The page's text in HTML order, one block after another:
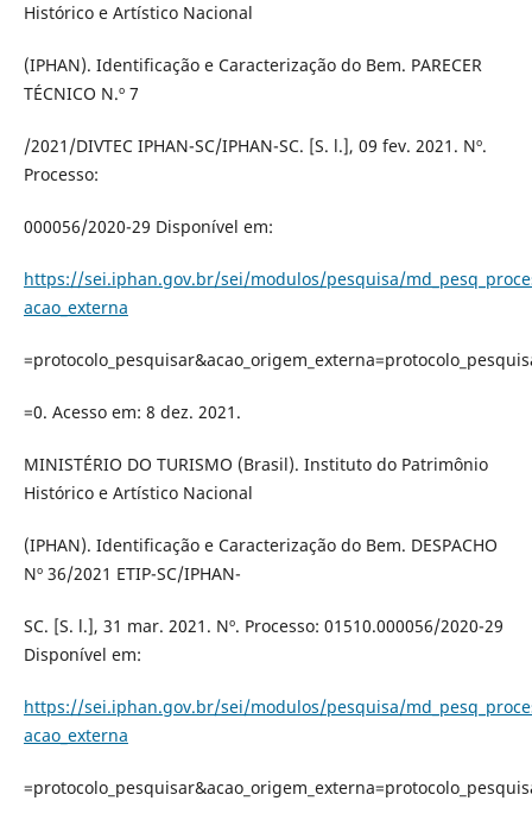
Histórico e Artístico Nacional
(IPHAN). Identificação e Caracterização do Bem. PARECER
TÉCNICO N.º 7
/2021/DIVTEC IPHAN-SC/IPHAN-SC. [S. l.], 09 fev. 2021. Nº.
Processo:
000056/2020-29 Disponível em:
https://sei.iphan.gov.br/sei/modulos/pesquisa/
acao_externa
=0. Acesso em: 8 dez. 2021.
MINISTÉRIO DO TURISMO (Brasil). Instituto do Patrimônio
Histórico e Artístico Nacional
(IPHAN). Identificação e Caracterização do Bem. DESPACHO
Nº 36/2021 ETIP-SC/IPHAN-
SC. [S. l.], 31 mar. 2021. Nº. Processo: 01510.000056/2020-29
Disponível em:
https://sei.iphan.gov.br/sei/modulos/pesquisa/
acao_externa